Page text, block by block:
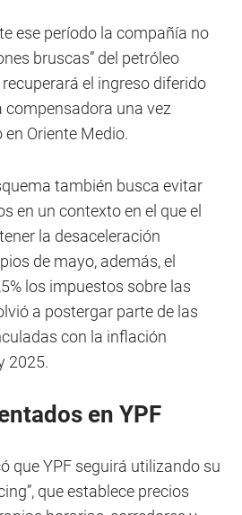
ese período la compañía no
bruscas” del petróleo
el ingreso diferido
una vez
Oriente Medio.
también busca evitar
en un contexto en el que el
la desaceleración
de mayo, además, el
los impuestos sobre las
a postergar parte de las
con la inflación
2025.
en YPF
que YPF seguirá utilizando su
que establece precios